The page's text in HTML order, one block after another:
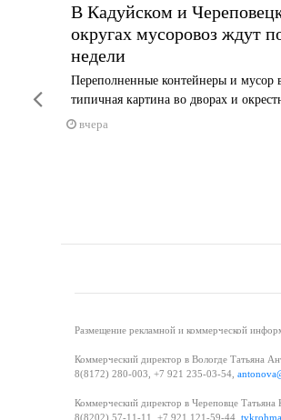
В Кадуйском и
округах мусоровоз ждут
недели
Переполненные контейнеры и мусор
типичная картина во дворах и
вчера
Размещение рекламной и коммерческой
Коммерческий директор в Вологде Татьяна
8(8172) 280-003, +7 921 235-03-54,
Коммерческий директор в Череповце Татьяна
8(8202) 57-11-11, +7 921 121-59-44,